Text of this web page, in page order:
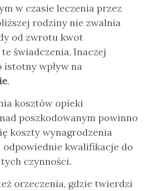
w czasie leczenia przez
rodziny nie zwalnia
od zwrotu kwot
świadczenia. Inaczej
istotny wpływ na
.
kosztów opieki
poszkodowanym powinno
koszty wynagrodzenia
odpowiednie kwalifikacje do
czynności.
orzeczenia, gdzie twierdzi